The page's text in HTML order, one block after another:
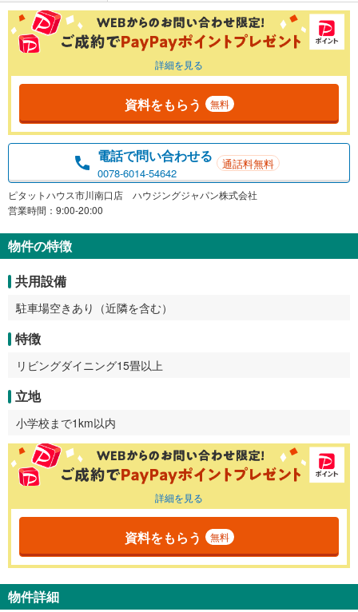
詳細を見る
資料をもらう 無料
電話で問い合わせる
0078-6014-54642
通話料無料
ピタットハウス市川南口店 ハウジングジャパン株式会社
営業時間：9:00-20:00
物件の特徴
共用設備
駐車場空きあり（近隣を含む）
特徴
リビングダイニング15畳以上
立地
小学校まで1km以内
詳細を見る
資料をもらう 無料
物件詳細